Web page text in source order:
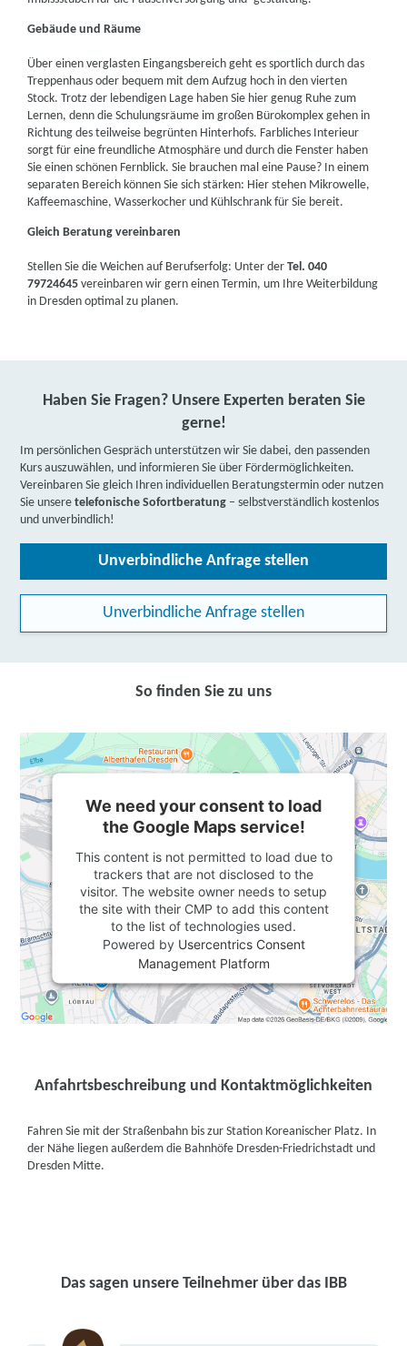
Gebäude und Räume
Über einen verglasten Eingangsbereich geht es sportlich durch das
Treppenhaus oder bequem mit dem Aufzug hoch in den vierten
Stock. Trotz der lebendigen Lage haben Sie hier genug Ruhe zum
Lernen, denn die Schulungsräume im großen Bürokomplex gehen in
Richtung des teilweise begrünten Hinterhofs. Farbliches Interieur
sorgt für eine freundliche Atmosphäre und durch die Fenster haben
Sie einen schönen Fernblick. Sie brauchen mal eine Pause? In einem
separaten Bereich können Sie sich stärken: Hier stehen Mikrowelle,
Kaffeemaschine, Wasserkocher und Kühlschrank für Sie bereit.
Gleich Beratung vereinbaren
Stellen Sie die Weichen auf Berufserfolg: Unter derTel. 040
79724645 vereinbaren wir gern einen Termin, um Ihre Weiterbildung
in Dresden optimal zu planen.
Haben Sie Fragen? Unsere Experten beraten Sie
gerne!
Im persönlichen Gespräch unterstützen wir Sie dabei, den passenden
Kurs auszuwählen, und informieren Sie über Fördermöglichkeiten.
Vereinbaren Sie gleich Ihren individuellen Beratungstermin oder nutzen
Sie unseretelefonische Sofortberatung – selbstverständlich kostenlos
und unverbindlich!
Unverbindliche Anfrage stellen
Unverbindliche Anfrage stellen
So finden Sie zu uns
We need your consent to load
the Google Maps service!
This content is not permitted to load due to
trackers that are not disclosed to the
visitor. The website owner needs to setup
the site with their CMP to add this content
to the list of technologies used.
Powered by Usercentrics Consent
Management Platform
Anfahrtsbeschreibung und Kontaktmöglichkeiten
Fahren Sie mit der Straßenbahn bis zur Station Koreanischer Platz. In
der Nähe liegen außerdem die Bahnhöfe Dresden-Friedrichstadt und
Dresden Mitte.
Das sagen unsere Teilnehmer über das IBB